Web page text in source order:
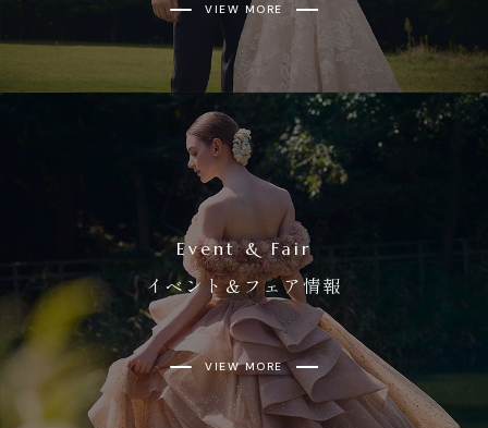
VIEW MORE
Event & Fair
イベント＆フェア情報
VIEW MORE